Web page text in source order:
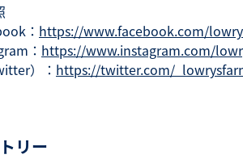
： https://www.facebook.com/
： https://www.instagram.com/
）： https://twitter.com/
リー